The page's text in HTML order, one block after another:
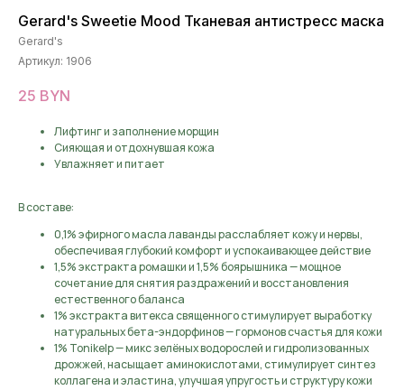
Gerard's Sweetie Mood Тканевая антистресс маска
Gerard's
Артикул: 1906
25 BYN
Лифтинг и заполнение морщин
Сияющая и отдохнувшая кожа
Увлажняет и питает
В составе:
0,1% эфирного масла лаванды расслабляет кожу и нервы,
обеспечивая глубокий комфорт и успокаивающее действие
1,5% экстракта ромашки и 1,5% боярышника — мощное
сочетание для снятия раздражений и восстановления
естественного баланса
1% экстракта витекса священного стимулирует выработку
натуральных бета-эндорфинов — гормонов счастья для кожи
1% Tonikelp — микс зелёных водорослей и гидролизованных
дрожжей, насыщает аминокислотами, стимулирует синтез
коллагена и эластина, улучшая упругость и структуру кожи